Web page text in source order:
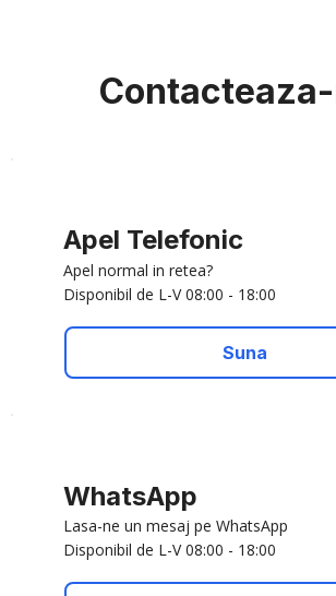
Apel Telefonic
Apel normal in retea?
Disponibil de L-V 08:00 - 18:00
Suna
WhatsApp
Lasa-ne un mesaj pe WhatsApp
Disponibil de L-V 08:00 - 18:00